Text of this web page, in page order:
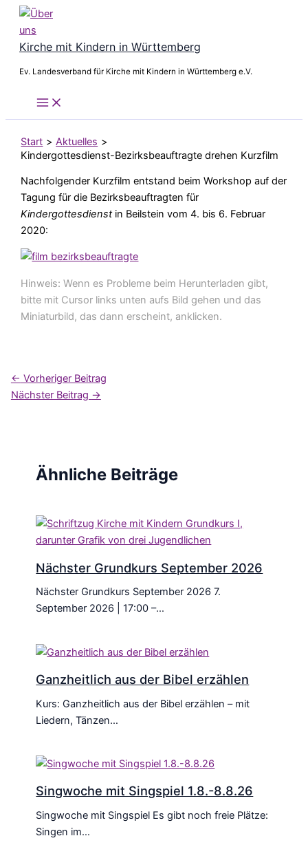
Zum
springen
Kirche mit Kindern in Württemberg
Ev. Landesverband für Kirche mit Kindern in Württemberg e.V.
Start
Aktuelles
Kindergottesdienst-Bezirksbeauftragte drehen Kurzfilm
Nachfolgender Kurzfilm entstand beim Workshop auf der
Tagung für die Bezirksbeauftragten für
Kindergottesdienstin Beilstein vom 4. bis 6. Februar
2020:
Hinweis: Wenn es Probleme beim Herunterladen gibt,
bitte mit Cursor links unten aufs Bild gehen und das
Miniaturbild, das dann erscheint, anklicken.
← Vorheriger Beitrag
Nächster Beitrag →
Ähnliche Beiträge
Nächster Grundkurs September 2026
Nächster Grundkurs September 2026 7.
September 2026 | 17:00 –…
Ganzheitlich aus der Bibel erzählen
Kurs: Ganzheitlich aus der Bibel erzählen – mit
Liedern, Tänzen…
Singwoche mit Singspiel 1.8.-8.8.26
Singwoche mit Singspiel Es gibt noch freie Plätze:
Singen im…